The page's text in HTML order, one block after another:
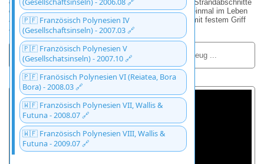
🇵🇫 Französisch Polynesien IV
(Gesellschaftsinseln) - 2007.03 🔗
🇵🇫 Französisch Polynesien V
(Gesellschatsinseln) - 2007.10 🔗
🇵🇫 Franösisch Polynesien VI (Reiatea, Bora
Bora) - 2008.03 🔗
🇼🇫 Französisch Polynesien VII, Wallis &
Futuna - 2008.07 🔗
🇼🇫 Französisch Polynesien VIII, Wallis &
Futuna - 2009.07 🔗
einem der wohl fotogensten und gleichzeitig lautesten Strandabschnitte
der Welt macht. Ein Spektakel, das man mindestens einmal im Leben
aus der ersten Reihe erlebt haben muss – am besten mit festem Griff
am Sonnenschirm und einer Kamera in der Hand.
Nathalie, 20 oder 30 Meter unter dem Flugzeug ...